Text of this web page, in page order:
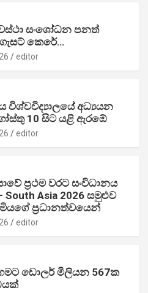
සංශෝධන පනත්
කෙරේ…
editor
විශ්වවිද්‍යාලයේ අධ්‍යයන
10 සිට යළි ඇරඹේ
editor
ප්‍රථම වරට සංවිධානය
South Asia 2026 සමුළුව
ප්‍රධානත්වයෙන්
editor
ඩොලර් මිලියන 567ක